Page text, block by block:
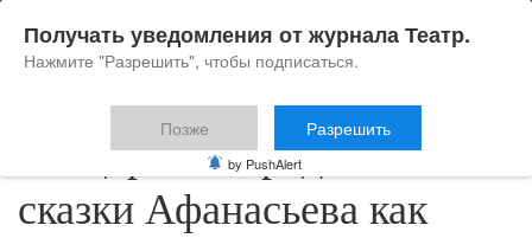
Мещеряков представит
сказки Афанасьева как
Получать уведомления от журнала Театр.
Нажмите "Разрешить", чтобы подписаться.
Позже Разрешить
by PushAlert